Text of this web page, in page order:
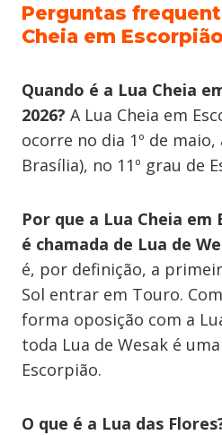
Perguntas
Cheia em Escorpião
Quando é a Lua Cheia
2026? A Lua Cheia em
ocorre no dia 1º de
Brasília), no 11º grau de
Por que a Lua Cheia
é chamada de Lua de
é, por definição, a
Sol entrar em Touro.
forma oposição com a
toda Lua de Wesak é
Escorpião.
O que é a Lua das